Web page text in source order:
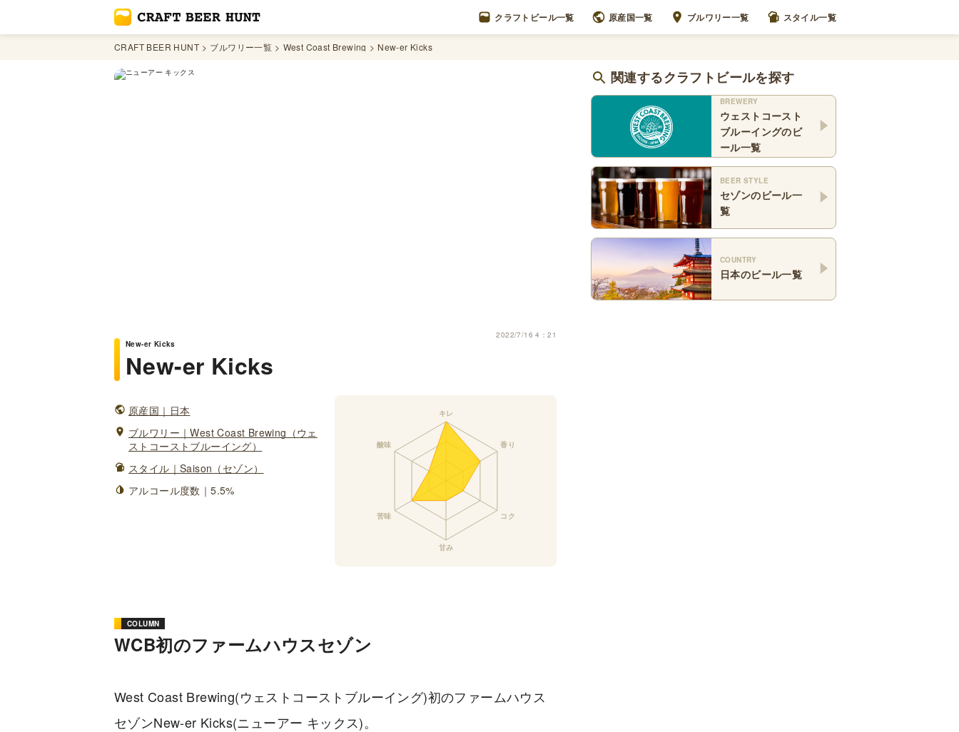
クラフトビール一覧 原産国一覧 ブルワリー一覧 スタイル一覧
CRAFT BEER HUNT ブルワリー一覧 West Coast Brewing New-er Kicks
2022/7/16 4：21
New-er Kicks
New-er Kicks
原産国｜日本
ブルワリー｜West Coast Brewing（ウェ
ストコーストブルーイング）
スタイル｜Saison（セゾン）
アルコール度数｜5.5%
COLUMN
WCB初のファームハウスセゾン
West Coast Brewing(ウェストコーストブルーイング)初のファームハウス
セゾンNew-er Kicks(ニューアー キックス)。
関連するクラフトビールを探す
BREWERY
ウェストコースト
ブルーイングのビ
ール一覧
BEER STYLE
セゾンのビール一
覧
COUNTRY
日本のビール一覧